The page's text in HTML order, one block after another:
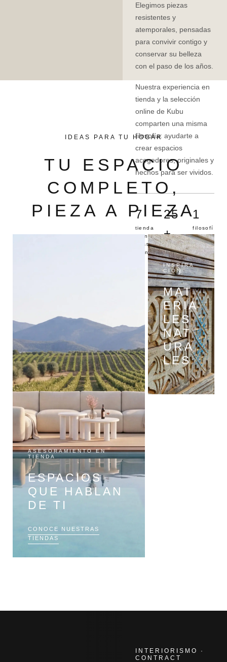
Elegimos piezas
resistentes y
atemporales, pensadas
para convivir contigo y
conservar su belleza
con el paso de los años.
Nuestra experiencia en
tienda y la selección
online de Kubu
comparten una misma
filosofía: ayudarte a
crear espacios
acogedores, originales y
hechos para ser vividos.
7
tienda
s en la
Costa
Blanca
25
+
años
de
experi
encia
1
filosofí
a
compar
tida
IDEAS PARA TU HOGAR
TU ESPACIO
COMPLETO,
PIEZA A PIEZA
ASESORAMIENTO EN
TIENDA
ESPACIOS
QUE HABLAN
DE TI
CONOCE NUESTRAS
TIENDAS
INSPIRA
CIÓN
MAT
ERIA
LES
NAT
URA
LES
INTERIORISMO ·
CONTRACT